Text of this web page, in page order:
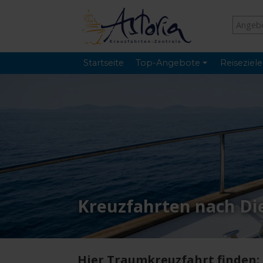
Startseite Top-Angebote Reiseziele
Kreuzfahrten nach